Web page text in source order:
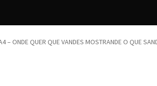
– ONDE QUER QUE VANDES MOSTRANDE O QUE